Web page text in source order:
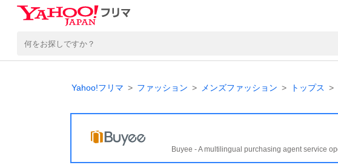
Yahoo!フリマ ファッション メンズファッション トップス
Buyee - A multilingual purchasing agent service